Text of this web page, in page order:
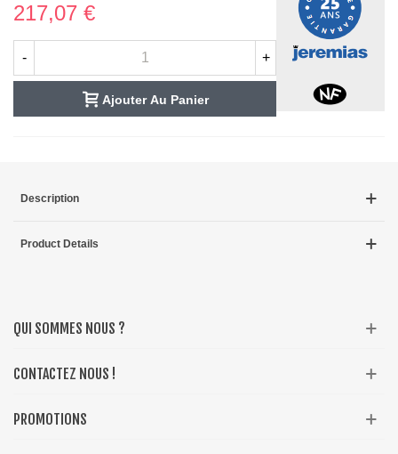
217,07 €
- +
Ajouter Au Panier
Description
Product Details
QUI SOMMES NOUS ?
CONTACTEZ NOUS !
PROMOTIONS